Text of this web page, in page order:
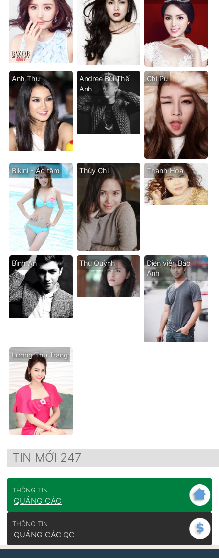
Anh Thư
Andree Bùi Thế
Anh
Chi Pu
Bikini - Áo tăm Thùy Chi Thanh Hoa
Bình An Thu Quỳnh
Diễn viên Bảo
Anh
Lương Thu Trang
TIN MỚI 247
THÔNG TIN
QUẢNG CÁO
THÔNG TIN
QUẢNG CÁO QC